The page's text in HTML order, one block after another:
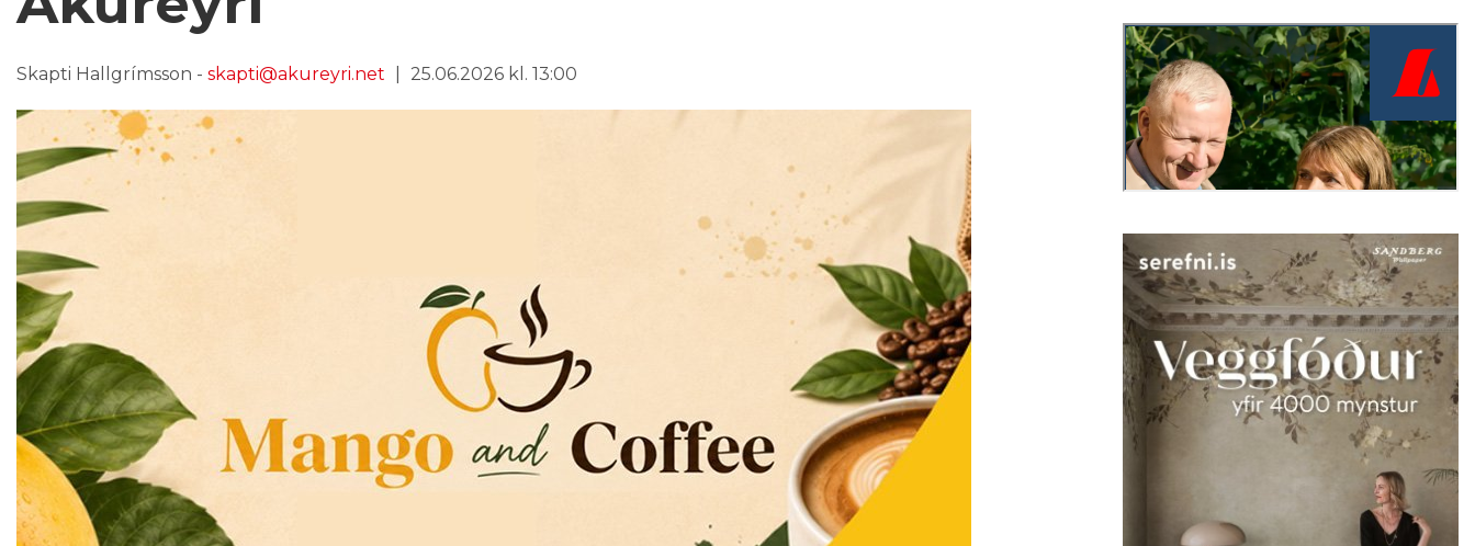
Skapti Hallgrímsson - skapti@akureyri.net 25.06.2026 kl. 13:00